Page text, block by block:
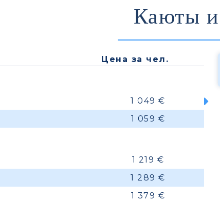
Каюты
Цена за чел.
1 049 €
1 059 €
1 219 €
1 289 €
1 379 €